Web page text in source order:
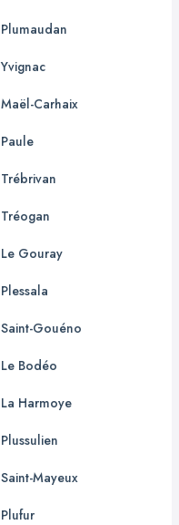
Plumaudan
Yvignac
Maël-Carhaix
Paule
Trébrivan
Tréogan
Le Gouray
Plessala
Saint-Gouéno
Le Bodéo
La Harmoye
Plussulien
Saint-Mayeux
Plufur